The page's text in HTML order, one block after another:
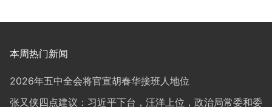
本周热门新闻
2026年五中全会将官宣胡春华接班人地位
张又侠四点建议：习近平下台，汪洋上位，政治局常委和委